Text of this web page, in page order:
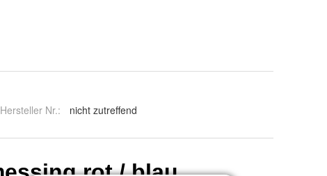
Hersteller Nr.: nicht zutreffend